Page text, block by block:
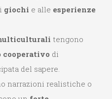
giochi e alle esperienze
tengono
cooperativo di
del sapere.
narrazioni realistiche o